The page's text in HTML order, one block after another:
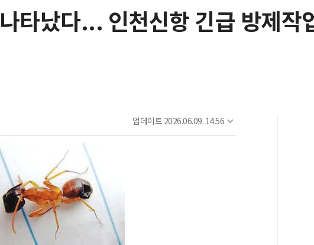
타났다... 인천신항 긴급 방제작
업데이트 2026.06.09. 14:56